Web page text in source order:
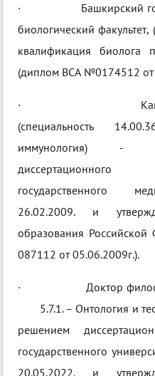
· Башкирский
биологический
квалификация биолога
(диплом ВСА №0174512 от
· Кандидат
(специальность
иммунология) -
государственного
26.02.2009. и
образования
087112 от 05.06.2009г.).
· Доктор
5.7.1. – Онтология и
решением
государственного
20.05.2022. и